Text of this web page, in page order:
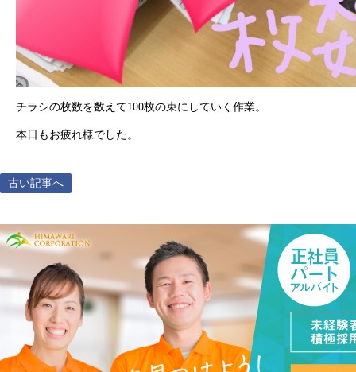
チラシの枚数を数えて100枚の束にしていく作業。
本日もお疲れ様でした。
古い記事へ